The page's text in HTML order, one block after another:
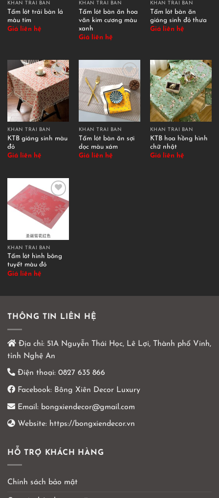
KHĂN TRẢI BÀN
Tấm lót trải bàn lá
màu tím
Giá liên hệ
KHĂN TRẢI BÀN
Tấm lót bàn ăn hoa
văn kim cương màu
xanh
Giá liên hệ
KHĂN TRẢI BÀN
Tấm lót bàn ăn
giáng sinh đỏ thưa
Giá liên hệ
KHĂN TRẢI BÀN
KTB giáng sinh màu
đỏ
Giá liên hệ
KHĂN TRẢI BÀN
Tấm lót bàn ăn sợi
dọc màu xám
Giá liên hệ
KHĂN TRẢI BÀN
KTB hoa hồng hình
chữ nhật
Giá liên hệ
KHĂN TRẢI BÀN
Tấm lót hình bông
tuyết màu đỏ
Giá liên hệ
THÔNG TIN LIÊN HỆ
Địa chỉ: 51A Nguyễn Thái Học, Lê Lợi, Thành phố Vinh,
tỉnh Nghệ An
Điện thoại: 0827 635 866
Facebook: Bông Xiên Decor Luxury
Email: bongxiendecor@gmail.com
Website: https://bongxiendecor.vn
HỖ TRỢ KHÁCH HÀNG
Chính sách bảo mật